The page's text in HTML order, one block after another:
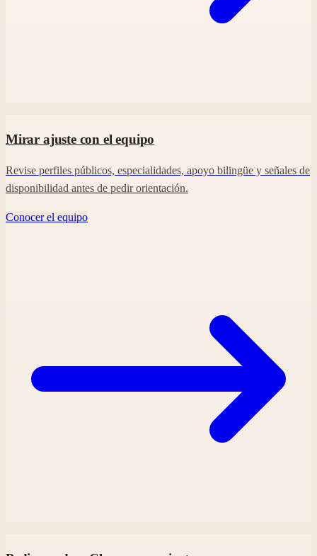
Mirar ajuste con el equipo
Revise perfiles públicos, especialidades, apoyo bilingüe y señales de
disponibilidad antes de pedir orientación.
Conocer el equipo